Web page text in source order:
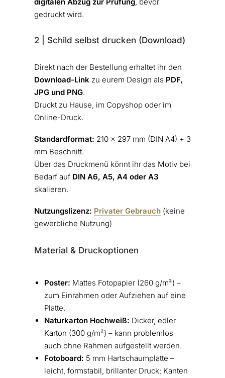
digitalen Abzug zur Prüfung, bevor
gedruckt wird.
2 | Schild selbst drucken (Download)
Direkt nach der Bestellung erhaltet ihr den
Download-Linkzu eurem Design als PDF,
JPG und PNG.
Druckt zu Hause, im Copyshop oder im
Online-Druck.
Standardformat: 210 × 297 mm (DIN A4) + 3
mm Beschnitt.
Über das Druckmenü könnt ihr das Motiv bei
Bedarf auf DIN A6, A5, A4 oder A3
skalieren.
Nutzungslizenz: Privater Gebrauch(keine
gewerbliche Nutzung)
Material & Druckoptionen
Poster: Mattes Fotopapier (260 g/m²) –
zum Einrahmen oder Aufziehen auf eine
Platte.
Naturkarton Hochweiß: Dicker, edler
Karton (300 g/m²) – kann problemlos
auch ohne Rahmen aufgestellt werden.
Fotoboard: 5 mm Hartschaumplatte –
leicht, formstabil, brillanter Druck; Kanten